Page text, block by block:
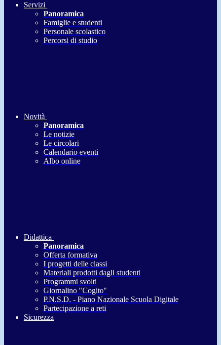
Servizi
Panoramica
Famiglie e studenti
Personale scolastico
Percorsi di studio
Novità
Panoramica
Le notizie
Le circolari
Calendario eventi
Albo online
Didattica
Panoramica
Offerta formativa
I progetti delle classi
Materiali prodotti dagli studenti
Programmi svolti
Giornalino "Cogito"
P.N.S.D. - Piano Nazionale Scuola Digitale
Partecipazione a reti
Sicurezza